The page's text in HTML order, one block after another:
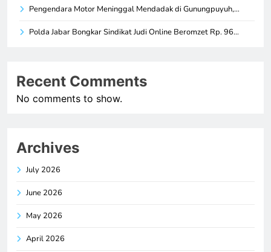
Pengendara Motor Meninggal Mendadak di Gunungpuyuh,…
Polda Jabar Bongkar Sindikat Judi Online Beromzet Rp. 96…
Recent Comments
No comments to show.
Archives
July 2026
June 2026
May 2026
April 2026